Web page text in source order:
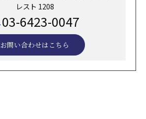
レスト 1208
03-6423-0047
お問い合わせはこちら